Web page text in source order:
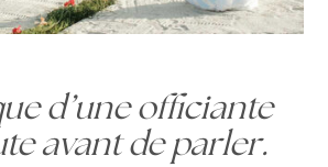
d’une officiante
avant de parler.